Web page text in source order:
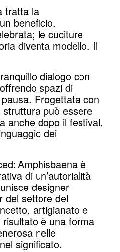
tratta la
beneficio.
le cuciture
diventa modello. Il
dialogo con
spazi di
Progettata con
può essere
anche dopo il festival,
dei
Amphisbaena è
di un’autorialità
designer
del settore del
artigianato e
è una forma
nelle
significato.